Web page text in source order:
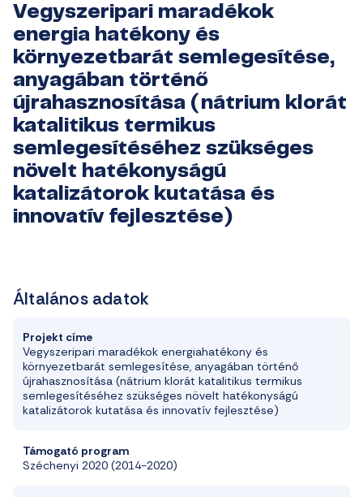
Vegyszeripari maradékok
energia hatékony és
környezetbarát semlegesítése,
anyagában történő
újrahasznosítása (nátrium klorát
katalitikus termikus
semlegesítéséhez szükséges
növelt hatékonyságú
katalizátorok kutatása és
innovatív fejlesztése)
Általános adatok
Projekt címe
Vegyszeripari maradékok energiahatékony és
környezetbarát semlegesítése, anyagában történő
újrahasznosítása (nátrium klorát katalitikus termikus
semlegesítéséhez szükséges növelt hatékonyságú
katalizátorok kutatása és innovatív fejlesztése)
Támogató program
Széchenyi 2020 (2014-2020)